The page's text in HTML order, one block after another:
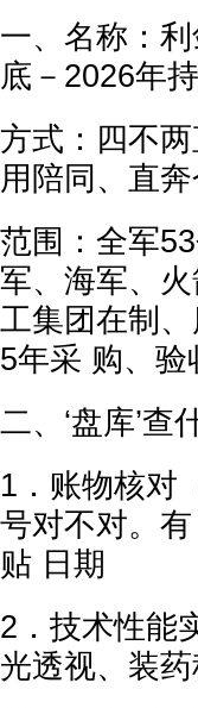
一、名称：
底－2026年
方式：四不
用陪同、直奔
范围：全军
军、海军、
工集团在制
5年采 购、
二、‘盘库’查
1．账物核对
号对不对。
贴 日期
2．技术性能
光透视、装